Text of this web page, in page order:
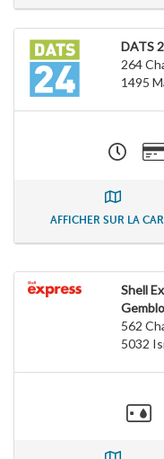
DATS
264
1495
AFFICHER SUR LA
Shell
562
5032